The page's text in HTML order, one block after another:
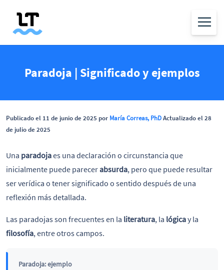
Paradoja | Significado y ejemplos
Publicado el 11 de junio de 2025 por María Correas, PhDActualizado el 28
de julio de 2025
Una paradojaes una declaración o circunstancia que
inicialmente puede parecerabsurda, pero que puede resultar
ser verídica o tener significado o sentido después de una
reflexión más detallada.
Las paradojas son frecuentes en la literatura, la lógicay la
filosofía, entre otros campos.
Paradoja: ejemplo